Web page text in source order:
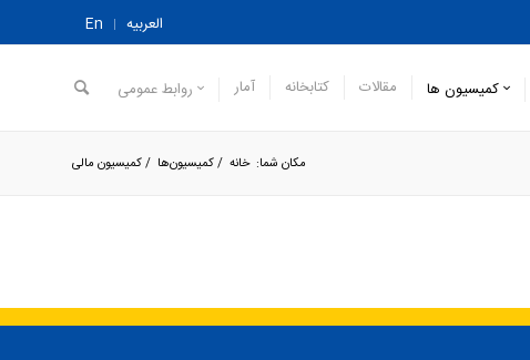
العربیه En
کمیسیون ها مقالات کتابخانه آمار روابط عمومی
مکان شما: خانه /کمیسیون‌ها /کمیسیون مالی